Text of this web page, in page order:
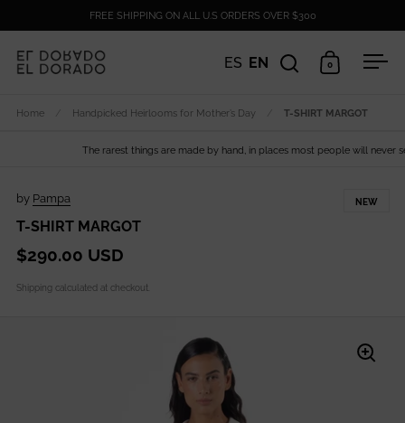
FREE SHIPPING ON ALL U.S ORDERS OVER $300
ES EN
Open search
Open cart
0
Home Handpicked Heirlooms for Mother’s Day T-SHIRT MARGOT
The rarest things are made by hand, in places most people will never see.
by Pampa
T-SHIRT MARGOT
NEW
$290.00 USD
Shipping calculated at checkout.